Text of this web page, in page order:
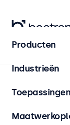
Home
Desktop
Desktop
verstelbare
Producten
Industrieën
Toepassingen